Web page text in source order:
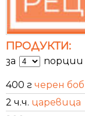
ПРОДУКТИ:
за порции
400 г черен
2 ч.ч. царевица